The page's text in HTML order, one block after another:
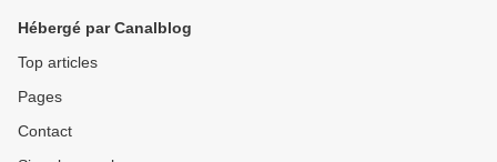
Hébergé par Canalblog
Top articles
Pages
Contact